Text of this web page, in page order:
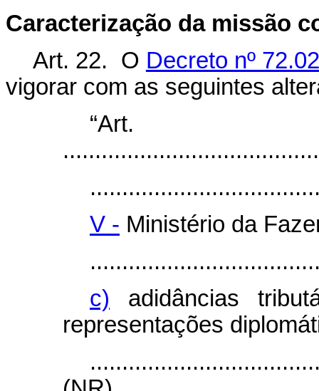
Caracterização da missão
Art. 22. O Decreto nº
vigorar com as seguintes
V - Ministério da
c) adidâncias
representações